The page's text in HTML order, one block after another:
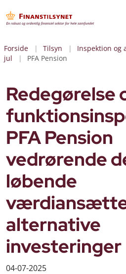
Forside Tilsyn Inspektion og
jul
PFA Pension
Redegørelse
PFA Pension
vedrørende
løbende
alternative
investeringer
04-07-2025